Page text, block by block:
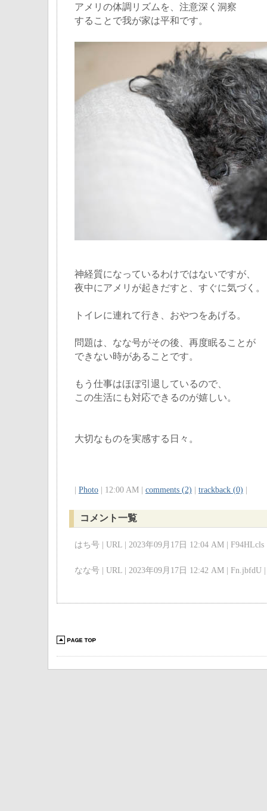
アメリの体調リズムを、注意深く洞察
することで我が家は平和です。
神経質になっているわけではないですが、
夜中にアメリが起きだすと、すぐに気づく。
トイレに連れて行き、おやつをあげる。
問題は、なな号がその後、再度眠ることが
できない時があることです。
もう仕事はほぼ引退しているので、
この生活にも対応できるのが嬉しい。
大切なものを実感する日々。
Photo | 12:00 AM | comments (2) trackback (0)
コメント一覧
はち号 | URL | 2023年09月17日 12:04 AM | F94HLcls
なな号 | URL | 2023年09月17日 12:42 AM | Fn.jbfdU |